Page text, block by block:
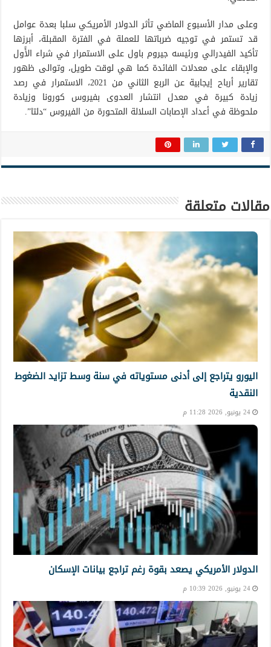
وعلى مدار الأسبوع الماضي تأثر الدولار الأمريكي سلبا بعدة عوامل
قد تستمر في توجيه ضرباتها للعملة في الفترة المقبلة، أبرزها
تأكيد الفيدرالي ورئيسه جيروم باول على الاستمرار في شراء الأًول
والإبقاء على معدلات الفائدة كما هي لوقت طويل، وتوالى ظهور
تقارير أرباح إيجابية عن الربع الثاني من 2021، الاستمرار في رصد
زيادة كبيرة في معدل انتشار العدوى بفيروس كورونا وزيادة
ملحوظة في أعداد الإصابات السلالة المتحورة من الفيروس “دلتا”.
مقالات متعلقة
اليورو يتراجع إلى أدنى مستوياته في سنة وسط تزايد الضغوط
النقدية
24 يونيو, 2026 11:28 م
الدولار الأمريكي يصعد بقوة رغم تراجع بيانات الإسكان
24 يونيو, 2026 10:39 م